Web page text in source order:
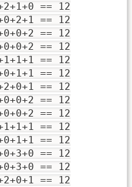
== 12
== 12
== 12
== 12
== 12
== 12
== 12
== 12
== 12
== 12
== 12
== 12
== 12
== 12